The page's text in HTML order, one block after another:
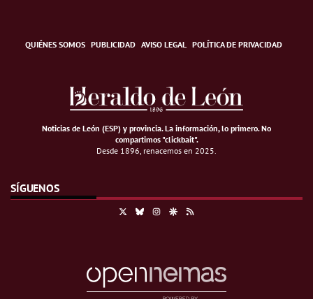
QUIÉNES SOMOS PUBLICIDAD AVISO LEGAL POLÍTICA DE PRIVACIDAD
Noticias de León (ESP) y provincia. La información, lo primero.No
compartimos "clickbait".
Desde 1896, renacemos en 2025.
SÍGUENOS
BlueskyInstagramGoogle Discover